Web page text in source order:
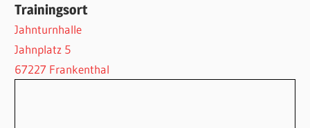
Trainingsort
Jahnturnhalle
Jahnplatz 5
67227 Frankenthal